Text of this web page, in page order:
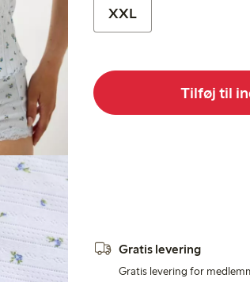
XXL
Tilføj til
Gratis levering
Gratis levering for